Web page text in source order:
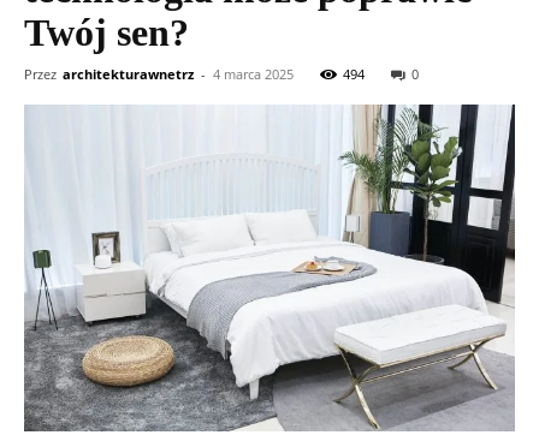
Twój sen?
Przez architekturawnetrz - 4 marca 2025 494 0